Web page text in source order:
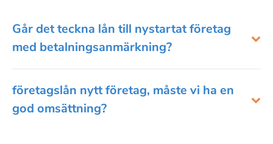
Går det teckna lån till nystartat företag
med betalningsanmärkning?
företagslån nytt företag, måste vi ha en
god omsättning?